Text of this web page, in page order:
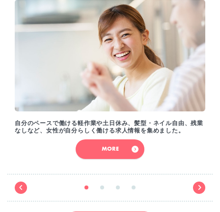
自分のペースで働ける軽作業や土日休み、髪型・ネイル自由、残業
なしなど、女性が自分らしく働ける求人情報を集めました。
MORE